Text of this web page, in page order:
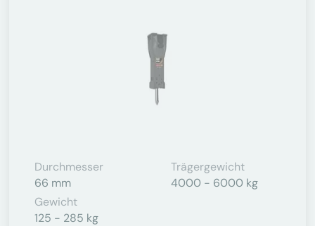
Durchmesser
66 mm
Trägergewicht
4000 - 6000 kg
Gewicht
125 - 285 kg